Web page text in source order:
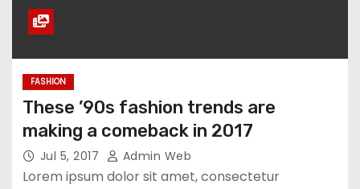
FASHION
These ’90s fashion trends are
making a comeback in 2017
Jul 5, 2017 Admin Web
Lorem ipsum dolor sit amet, consectetur